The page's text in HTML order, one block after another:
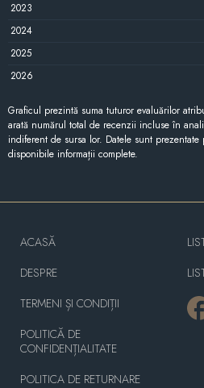
2023
2024
2025
2026
Graficul prezintă suma tuturor evaluărilor
arată numărul total de recenzii incluse în
indiferent de sursa lor. Datele sunt
disponibile informații complete.
ACASĂ
DESPRE
TERMENI ȘI CONDIȚII
POLITICĂ DE
CONFIDENȚIALITATE
POLITICA DE RETURNARE